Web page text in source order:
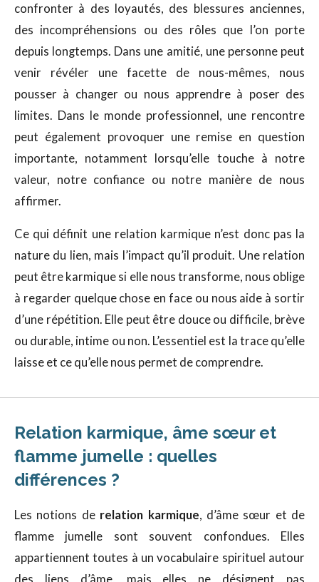
confronter à des loyautés, des blessures anciennes,
des incompréhensions ou des rôles que l’on porte
depuis longtemps. Dans une amitié, une personne peut
venir révéler une facette de nous-mêmes, nous
pousser à changer ou nous apprendre à poser des
limites. Dans le monde professionnel, une rencontre
peut également provoquer une remise en question
importante, notamment lorsqu’elle touche à notre
valeur, notre confiance ou notre manière de nous
affirmer.
Ce qui définit une relation karmique n’est donc pas la
nature du lien, mais l’impact qu’il produit. Une relation
peut être karmique si elle nous transforme, nous oblige
à regarder quelque chose en face ou nous aide à sortir
d’une répétition. Elle peut être douce ou difficile, brève
ou durable, intime ou non. L’essentiel est la trace qu’elle
laisse et ce qu’elle nous permet de comprendre.
Relation karmique, âme sœur et
flamme jumelle : quelles
différences ?
Les notions de relation karmique, d’âme sœur et de
flamme jumelle sont souvent confondues. Elles
appartiennent toutes à un vocabulaire spirituel autour
des liens d’âme, mais elles ne désignent pas